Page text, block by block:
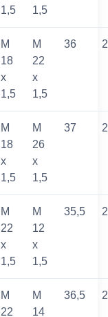
1,5
1,5
M
18
x
1,5
M
22
x
1,5
36
M
18
x
1,5
M
26
x
1,5
37
M
22
x
1,5
M
12
x
1,5
35,5
M
22
M
14
36,5